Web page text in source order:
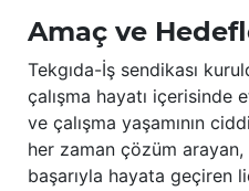
Amaç ve
Tekgıda-İş sendikası
çalışma hayatı içerisinde
ve çalışma yaşamının
her zaman çözüm
başarıyla hayata geçiren